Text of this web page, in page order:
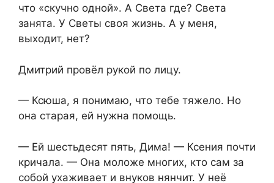
что «скучно одной». А Света где? Света
занята. У Светы своя жизнь. А у меня,
выходит, нет?
Дмитрий провёл рукой по лицу.
— Ксюша, я понимаю, что тебе тяжело. Но
она старая, ей нужна помощь.
— Ей шестьдесят пять, Дима! — Ксения почти
кричала. — Она моложе многих, кто сам за
собой ухаживает и внуков нянчит. У неё